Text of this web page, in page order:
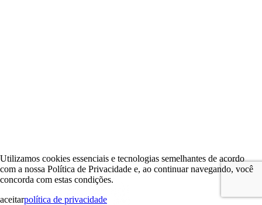
Utilizamos cookies essenciais e tecnologias semelhantes de acordo
com a nossa Política de Privacidade e, ao continuar navegando, você
concorda com estas condições.
aceitarpolítica de privacidade